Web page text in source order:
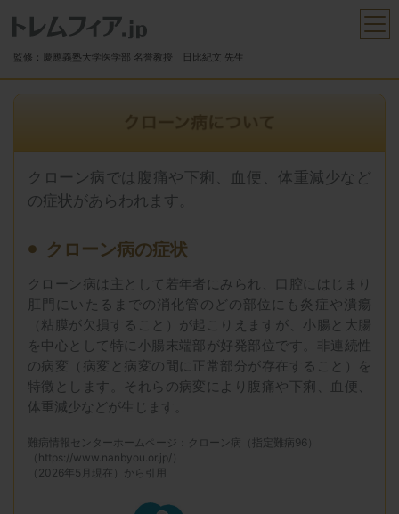
監修：慶應義塾大学医学部 名誉教授 日比紀文 先生
クローン病では腹痛や下痢、血便、体重減少など
の症状があらわれます。
クローン病の症状
クローン病は主として若年者にみられ、口腔にはじまり
肛門にいたるまでの消化管のどの部位にも炎症や潰瘍
（粘膜が欠損すること）が起こりえますが、小腸と大腸
を中心として特に小腸末端部が好発部位です。非連続性
の病変（病変と病変の間に正常部分が存在すること）を
特徴とします。それらの病変により腹痛や下痢、血便、
体重減少などが生じます。
難病情報センターホームページ：クローン病（指定難病96）
（https://www.nanbyou.or.jp/）
（2026年5月現在）から引用